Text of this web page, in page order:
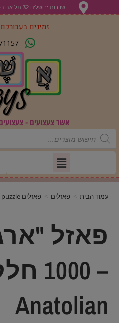
שדרות ירושלים 32 תל אביב-יפו
זמינים
אשר צעצועים - צעצועים
עמוד הבית פאזלים פאזלים anatolian puzzle
פאזל
–
Anatolian